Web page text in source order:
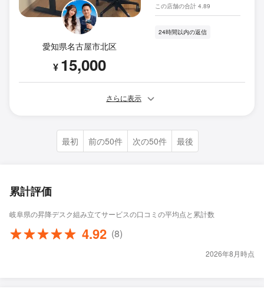
愛知県名古屋市北区
¥ 15,000
この店舗の合計 4.89
24時間以内の返信
さらに表示
最初 前の50件 次の50件 最後
累計評価
岐阜県の昇降デスク組み立てサービスの口コミの平均点と累計数
4.92 (8)
2026年8月時点